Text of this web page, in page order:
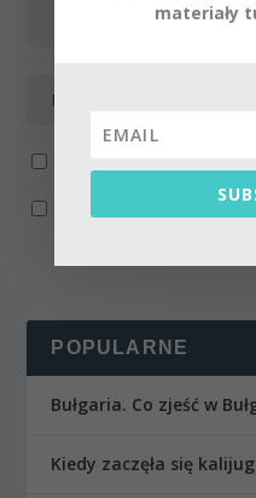
Powiadom mnie o
POPULARNE
Bułgaria. Co zjeść w
Kiedy zaczęła się
materiały